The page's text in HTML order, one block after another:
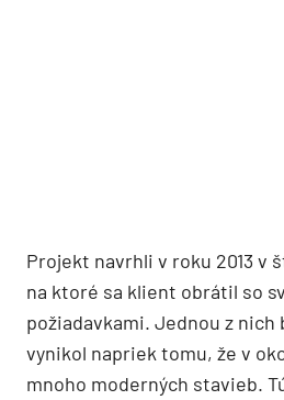
Projekt navrhli v roku 2013 v
na ktoré sa klient obrátil so
požiadavkami. Jednou z nich
vynikol napriek tomu, že v
mnoho moderných stavieb.